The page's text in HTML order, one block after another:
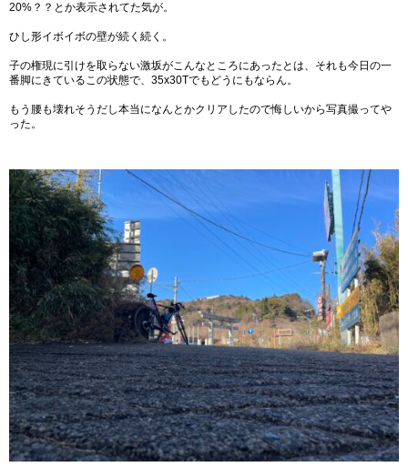
20%？？とか表示されてた気が。
ひし形イボイボの壁が続く続く。
子の権現に引けを取らない激坂がこんなところにあったとは、それも今日の一
番脚にきているこの状態で、35x30Tでもどうにもならん。
もう腰も壊れそうだし本当になんとかクリアしたので悔しいから写真撮ってや
った。